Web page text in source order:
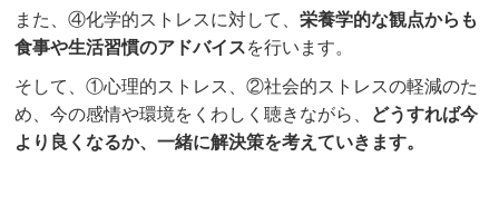
また、④化学的ストレスに対して、栄養学的な観点からも
食事や生活習慣のアドバイスを行います。
そして、①心理的ストレス、②社会的ストレスの軽減のた
め、今の感情や環境をくわしく聴きながら、 どうすれば今
より良くなるか、一緒に解決策を考えていきます。